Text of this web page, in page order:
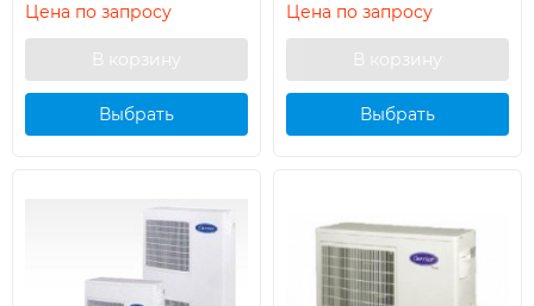
Цена по запросу
Выбрать
Цена по запросу
Выбрать